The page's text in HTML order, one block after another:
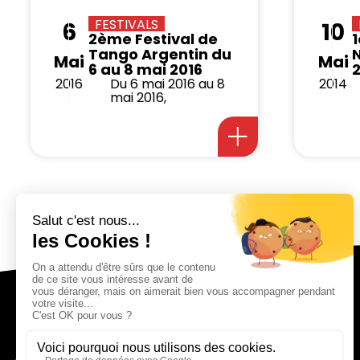
6
Mai
2016
FESTIVALS
2ème Festival de
Tango Argentin du
6 au 8 mai 2016
Du 6 mai 2016 au 8
mai 2016,
10
Mai
2014